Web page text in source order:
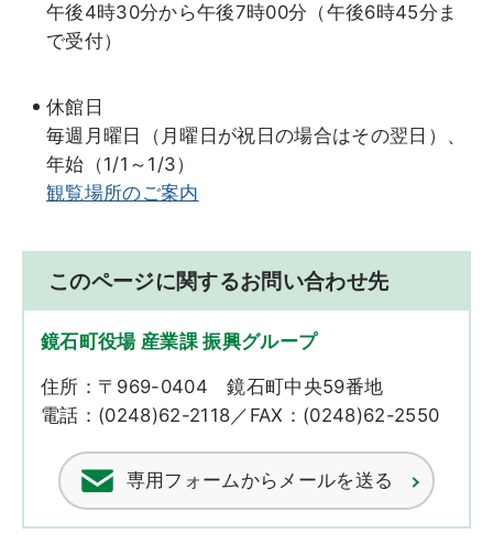
午後4時30分から午後7時00分（午後6時45分ま
で受付）
休館日
毎週月曜日（月曜日が祝日の場合はその翌日）、
年始（1/1～1/3）
観覧場所のご案内
このページに関するお問い合わせ先
鏡石町役場 産業課 振興グループ
住所：〒969-0404 鏡石町中央59番地
電話：(0248)62-2118／FAX：(0248)62-2550
専用フォームからメールを送る